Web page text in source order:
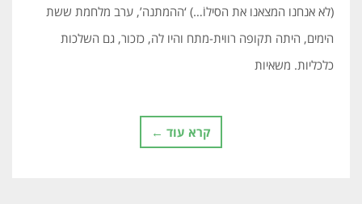
(לא אנחנו המצאנו את הסילוֹ…) ‘ההמתנה’, ערב מלחמת ששת
הימים, היתה תקופה רווּית-מתח והיו לה, כזכור, גם השלכות
כלכליות. משאיות
קרא עוד ←